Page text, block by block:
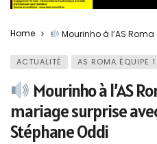
Home Mourinho à l’AS
ACTUALITÉ AS ROMA ÉQUIPE 1
Mourinho à l’AS
mariage surprise
Stéphane Oddi